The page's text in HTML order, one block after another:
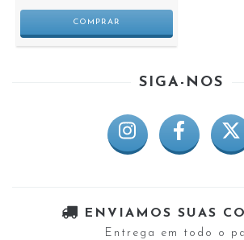
SIGA-NOS
ENVIAMOS SUAS
Entrega em todo o